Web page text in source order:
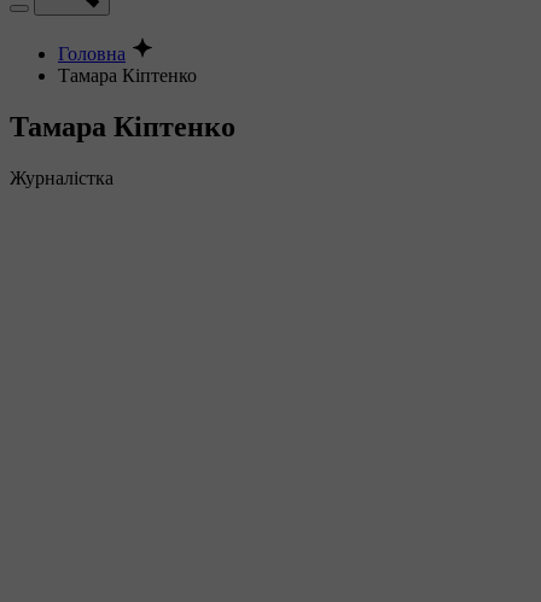
Головна
Тамара Кіптенко
Тамара Кіптенко
Журналістка